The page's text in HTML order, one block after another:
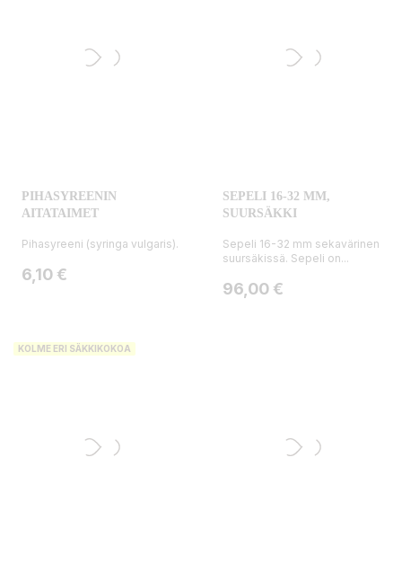
PIHASYREENIN
AITATAIMET
Pihasyreeni (syringa vulgaris).
Hinta
6,10 €
SEPELI 16-32 MM,
SUURSÄKKI
Sepeli 16-32 mm sekavärinen
suursäkissä. Sepeli on...
Hinta
96,00 €
KOLME ERI SÄKKIKOKOA